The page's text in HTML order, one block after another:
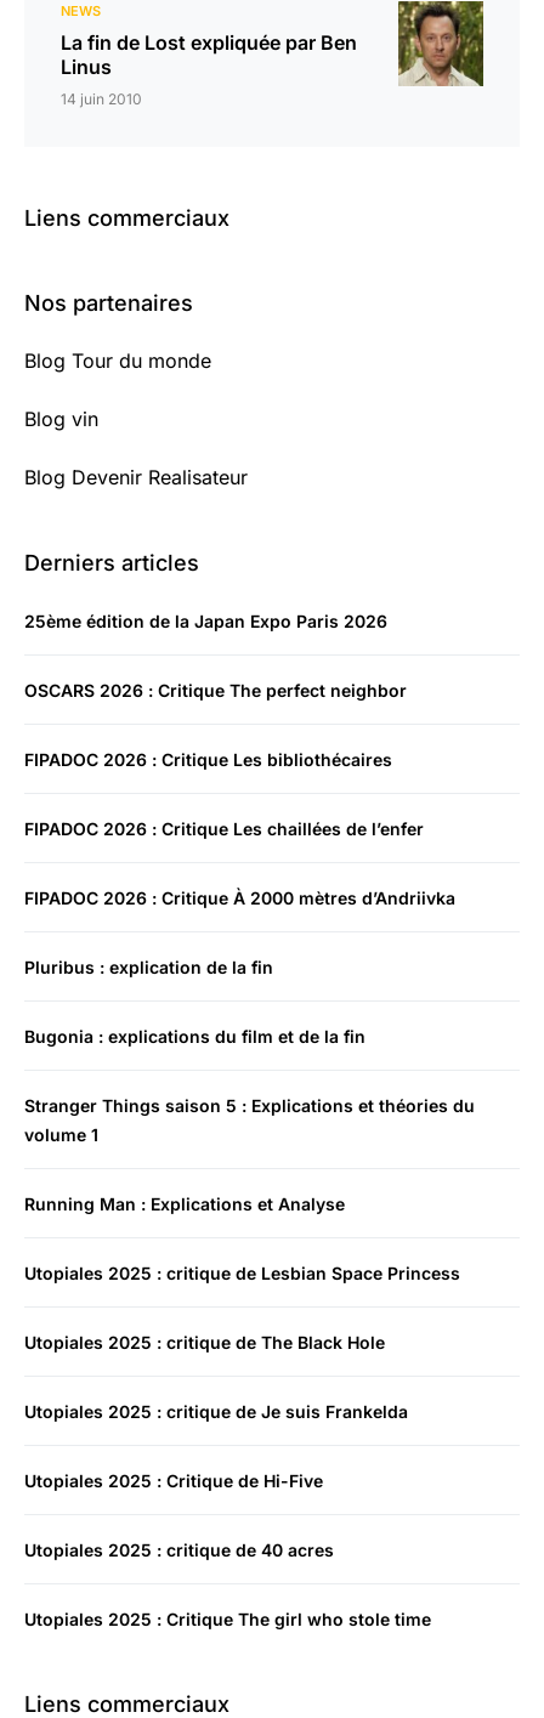
NEWS
La fin de Lost expliquée par Ben
Linus
14 juin 2010
Liens commerciaux
Nos partenaires
Blog Tour du monde
Blog vin
Blog Devenir Realisateur
Derniers articles
25ème édition de la Japan Expo Paris 2026
OSCARS 2026 : Critique The perfect neighbor
FIPADOC 2026 : Critique Les bibliothécaires
FIPADOC 2026 : Critique Les chaillées de l’enfer
FIPADOC 2026 : Critique À 2000 mètres d’Andriivka
Pluribus : explication de la fin
Bugonia : explications du film et de la fin
Stranger Things saison 5 : Explications et théories du
volume 1
Running Man : Explications et Analyse
Utopiales 2025 : critique de Lesbian Space Princess
Utopiales 2025 : critique de The Black Hole
Utopiales 2025 : critique de Je suis Frankelda
Utopiales 2025 : Critique de Hi-Five
Utopiales 2025 : critique de 40 acres
Utopiales 2025 : Critique The girl who stole time
Liens commerciaux